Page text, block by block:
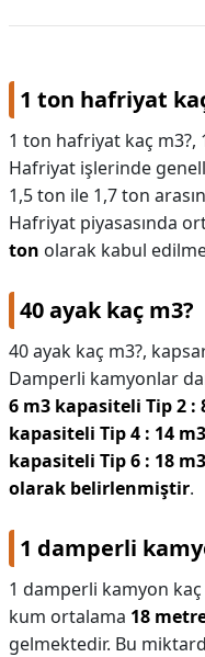
1 ton hafriyat
1 ton hafriyat kaç m3?,
Hafriyat işlerinde
1,5 ton ile 1,7 ton
Hafriyat piyasasında
ton olarak kabul
40 ayak kaç m3?
40 ayak kaç m3?,
Damperli kamyonlar
6 m3 kapasiteli Tip 2 :
kapasiteli Tip 4 : 14
kapasiteli Tip 6 : 18
olarak belirlenmiştir.
1 damperli
1 damperli kamyon kaç
kum ortalama 18
gelmektedir. Bu